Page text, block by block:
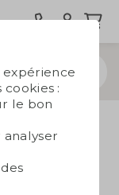
:
le bon
analyser